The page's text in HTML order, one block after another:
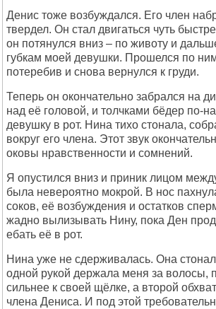
Денис тоже возбуждался. Его член
твердел. Он стал двигаться чуть
он потянулся вниз – по животу и
губкам моей девушки. Прошелся по
потеребив и снова вернулся к груди.
Теперь он окончательно забрался на
над её головой, и толчками бёдер по-
девушку в рот. Нина тихо стонала,
вокруг его члена. Этот звук
оковы нравственности и сомнений.
Я опустился вниз и приник лицом
была невероятно мокрой. В нос
соков, её возбуждения и остатков
жадно вылизывать Нину, пока Ден
ебать её в рот.
Нина уже не сдерживалась. Она
одной рукой держала меня за волосы,
сильнее к своей щёлке, а второй
члена Дениса. И под этой